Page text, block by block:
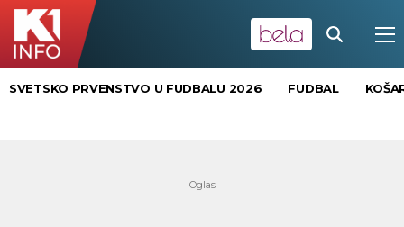
SVETSKO PRVENSTVO U FUDBALU 2026 FUDBAL